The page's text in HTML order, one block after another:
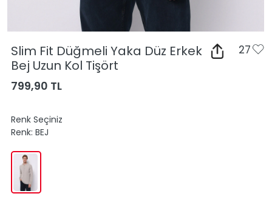
Slim Fit Düğmeli Yaka Düz Erkek
Bej Uzun Kol Tişört
27
799,90 TL
Renk Seçiniz
Renk: BEJ